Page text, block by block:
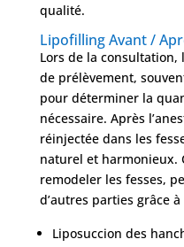
qualité.
Lipofilling Avant /
Lors de la
de prélèvement,
pour déterminer la
nécessaire. Après
réinjectée dans les
naturel et harmonieux.
remodeler les fesses,
d’autres parties grâce
Liposuccion des